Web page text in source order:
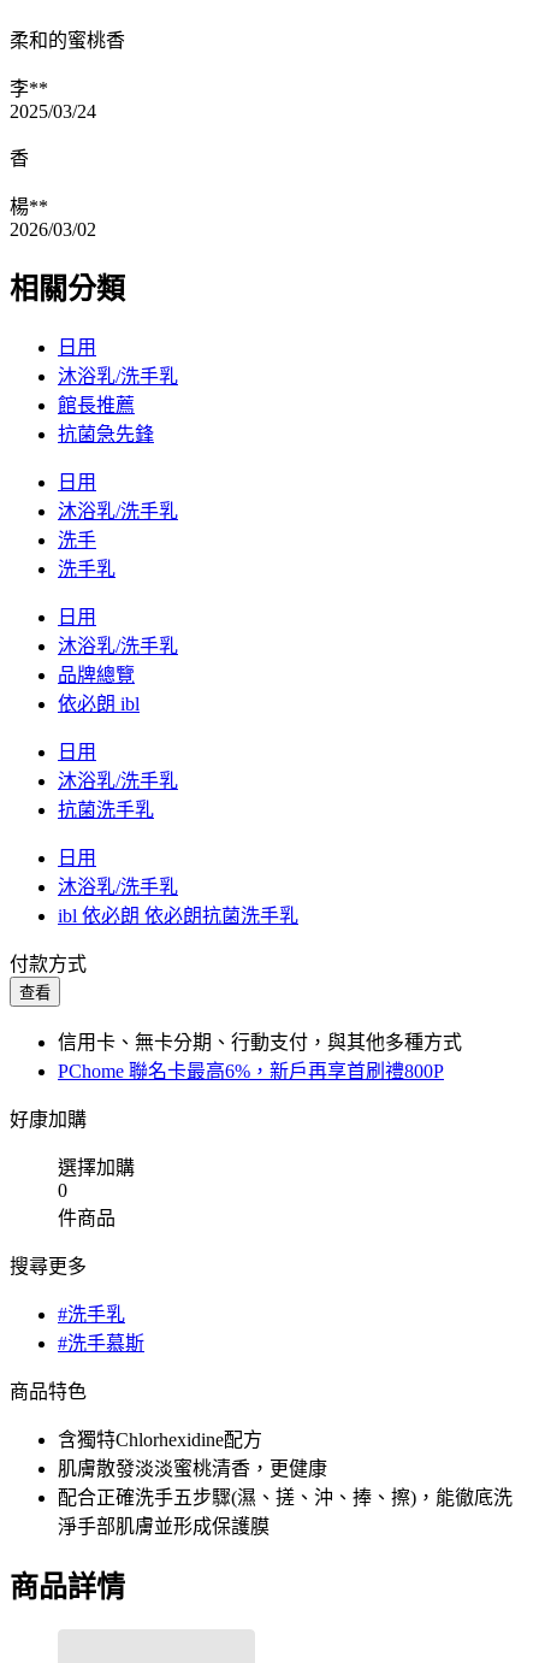
柔和的蜜桃香
李**
2025/03/24
香
楊**
2026/03/02
相關分類
日用
沐浴乳/洗手乳
館長推薦
抗菌急先鋒
日用
沐浴乳/洗手乳
洗手
洗手乳
日用
沐浴乳/洗手乳
品牌總覽
依必朗 ibl
日用
沐浴乳/洗手乳
抗菌洗手乳
日用
沐浴乳/洗手乳
ibl 依必朗 依必朗抗菌洗手乳
付款方式
查看
信用卡、無卡分期、行動支付，與其他多種方式
PChome 聯名卡最高6%，新戶再享首刷禮800P
好康加購
選擇加購
0
件商品
搜尋更多
#洗手乳
#洗手慕斯
商品特色
含獨特Chlorhexidine配方
肌膚散發淡淡蜜桃清香，更健康
配合正確洗手五步驟(濕、搓、沖、捧、擦)，能徹底洗
淨手部肌膚並形成保護膜
商品詳情